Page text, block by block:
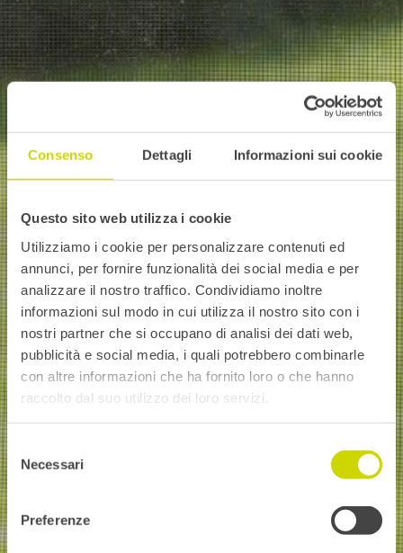
Consenso Dettagli Informazioni sui cookie
Questo sito web utilizza i cookie
Utilizziamo i cookie per personalizzare contenuti ed
annunci, per fornire funzionalità dei social media e per
analizzare il nostro traffico. Condividiamo inoltre
informazioni sul modo in cui utilizza il nostro sito con i
nostri partner che si occupano di analisi dei dati web,
pubblicità e social media, i quali potrebbero combinarle
con altre informazioni che ha fornito loro o che hanno
raccolto dal suo utilizzo dei loro servizi.
Selezione
del
consenso
Necessari
Preferenze